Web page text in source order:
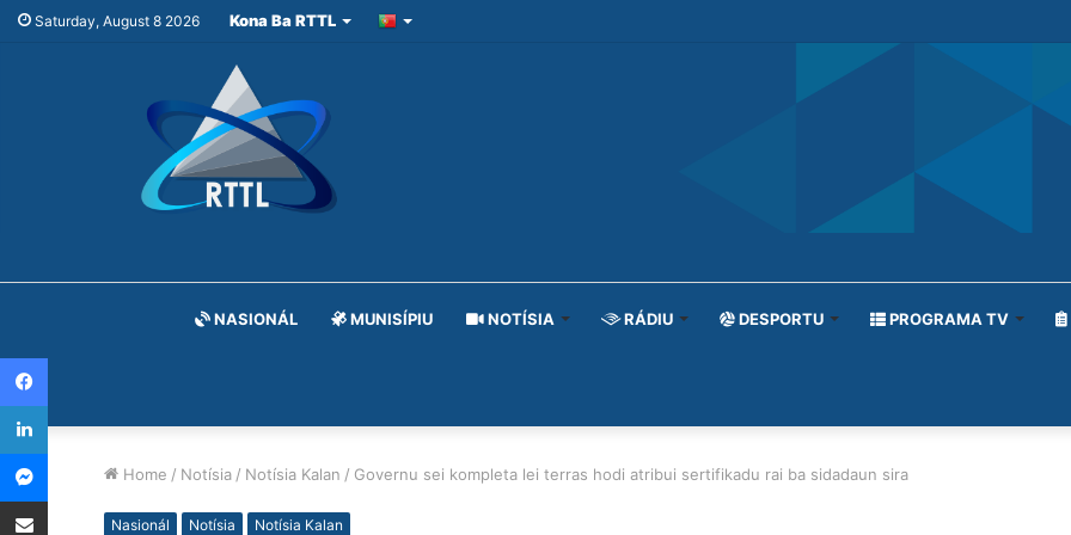
Saturday, August 8 2026 Kona Ba RTTL
NASIONÁL MUNISÍPIU NOTÍSIA RÁDIU DESPORTU PROGRAMA TV
Home / Notísia / Notísia Kalan / Governu sei kompleta lei terras hodi atribui sertifikadu rai ba sidadaun sira
Nasionál Notísia Notísia Kalan